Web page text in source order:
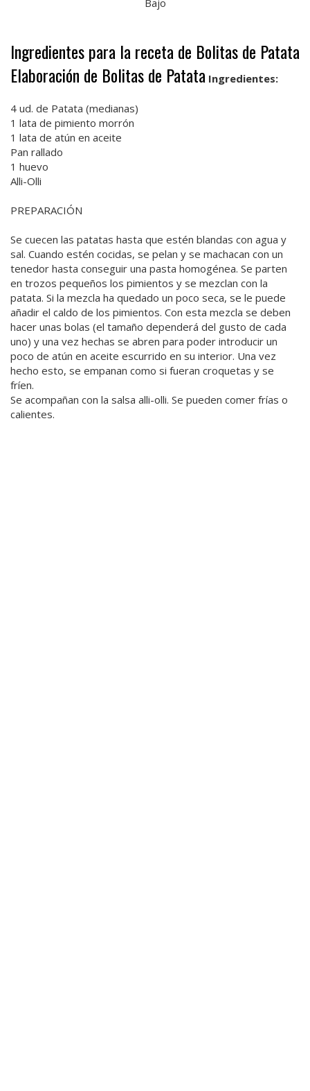
Bajo
Ingredientes para la receta de Bolitas de Patata
Elaboración de Bolitas de Patata Ingredientes:
4 ud. de Patata (medianas)
1 lata de pimiento morrón
1 lata de atún en aceite
Pan rallado
1 huevo
Alli-Olli
PREPARACIÓN
Se cuecen las patatas hasta que estén blandas con agua y
sal. Cuando estén cocidas, se pelan y se machacan con un
tenedor hasta conseguir una pasta homogénea. Se parten
en trozos pequeños los pimientos y se mezclan con la
patata. Si la mezcla ha quedado un poco seca, se le puede
añadir el caldo de los pimientos. Con esta mezcla se deben
hacer unas bolas (el tamaño dependerá del gusto de cada
uno) y una vez hechas se abren para poder introducir un
poco de atún en aceite escurrido en su interior. Una vez
hecho esto, se empanan como si fueran croquetas y se
fríen.
Se acompañan con la salsa alli-olli. Se pueden comer frías o
calientes.